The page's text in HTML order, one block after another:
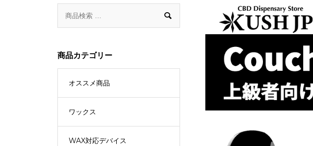

商品カテゴリー
オススメ商品
ワックス
WAX対応デバイス